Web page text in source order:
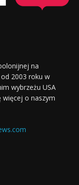
na
2003 roku w
wybrzeżu USA
więcej o naszym